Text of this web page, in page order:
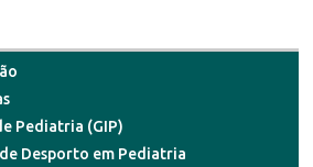
Pediatria (GIP)
Desporto em Pediatria